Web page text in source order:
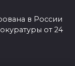
в России
от 24